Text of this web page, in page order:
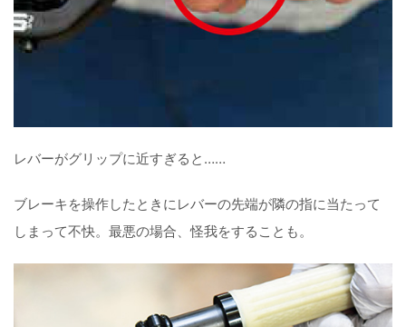
レバーがグリップに近すぎると……
ブレーキを操作したときにレバーの先端が隣の指に当たって
しまって不快。最悪の場合、怪我をすることも。